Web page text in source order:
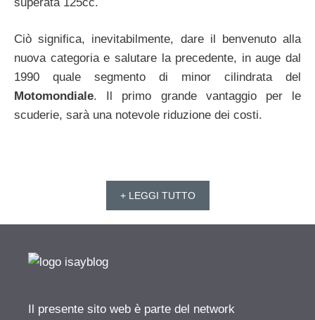
Ciò significa, inevitabilmente, dare il benvenuto alla
nuova categoria e salutare la precedente, in auge dal
1990 quale segmento di minor cilindrata del
Motomondiale. Il primo grande vantaggio per le
scuderie, sarà una notevole riduzione dei costi.
+ LEGGI TUTTO
Il presente sito web è parte del network